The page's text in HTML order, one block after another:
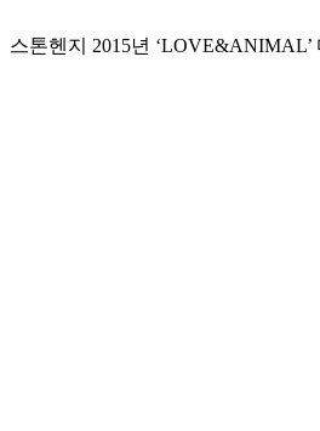
스톤헨지 2015년